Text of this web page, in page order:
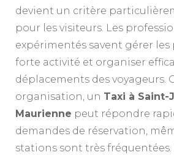
devient un critère
pour les visiteurs. Les
expérimentés savent gérer les
forte activité et organiser
déplacements des voyageurs.
organisation, un Taxi à Saint-
Maurienne peut répondre
demandes de réservation,
stations sont très